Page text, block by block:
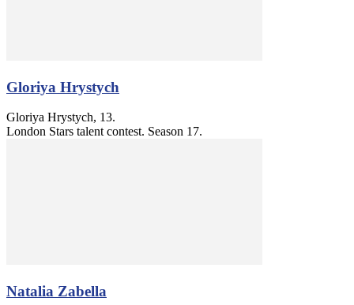
Gloriya Hrystych
Gloriya Hrystych, 13.
London Stars talent contest. Season 17.
Natalia Zabella